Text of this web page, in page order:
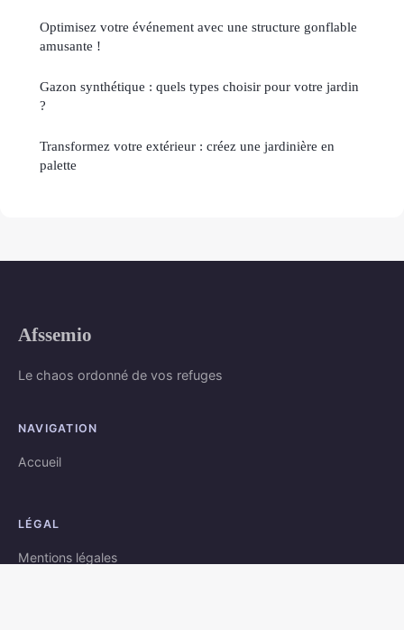
Optimisez votre événement avec une structure gonflable
amusante !
Gazon synthétique : quels types choisir pour votre jardin
?
Transformez votre extérieur : créez une jardinière en
palette
Afssemio
Le chaos ordonné de vos refuges
NAVIGATION
Accueil
LÉGAL
Mentions légales